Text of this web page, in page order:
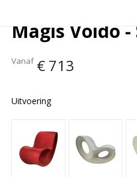
Magis Voido
Vanaf € 713
Uitvoering